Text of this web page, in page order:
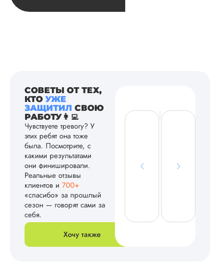
СОВЕТЫ ОТ ТЕХ,
КТО УЖЕ
ЗАЩИТИЛ СВОЮ
РАБОТУ👩‍💻
Чувствуете тревогу? У
этих ребят она тоже
была. Посмотрите, с
какими результатами
они финишировали.
Реальные отзывы
клиентов и 700+
«спасибо» за прошлый
сезон — говорят сами за
себя.
Хочу также